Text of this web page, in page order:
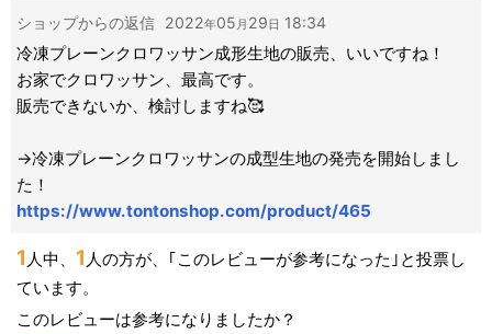
ショップからの返信 2022年05 月 29日 18:34
冷凍プレーンクロワッサン成形生地の販売、いいですね！
お家でクロワッサン、最高です。
販売できないか、検討しますね🥰
→冷凍プレーンクロワッサンの成型生地の発売を開始しまし
た！
https://www.tontonshop.com/product/465
1 人中、 1 人の方が、｢このレビューが参考になった｣と投票し
ています。
このレビューは参考になりましたか？